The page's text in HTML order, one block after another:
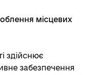
місцевих
здійснює
забезпечення